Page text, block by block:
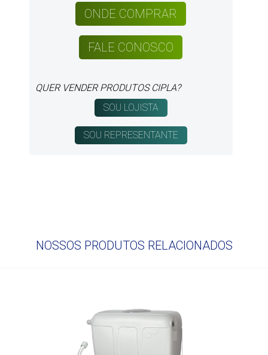
QUER VENDER PRODUTOS CIPLA?
NOSSOS PRODUTOS RELACIONADOS